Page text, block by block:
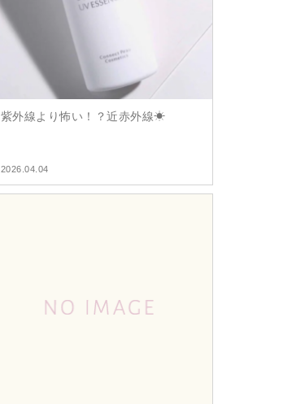
紫外線より怖い！？近赤外線☀
2026.04.04